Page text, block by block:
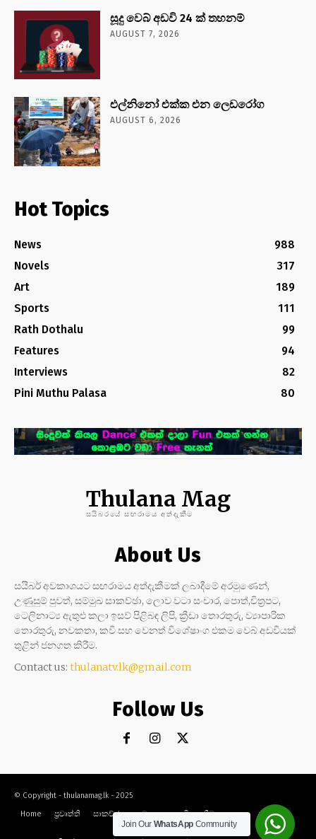
සූදු වෙබ් අඩවි 24 ක් තහනම්
AUGUST 7, 2026
එල්නිනෝ එක්ක එන ලෙඩරෝග
AUGUST 6, 2026
Hot Topics
News
988
Novels
317
Art
189
Sports
111
Rath Dothalu
99
Features
94
Interviews
82
Pini Muthu Palasa
80
Thulana Mag
සයිබරයේ සඟරාමය අත්දැකීම
About Us
සයිබර් අවකාශයට සඟරාමය අත්දැකීමක් ලබාදීමේ අරමුණෙන්,
උණුසුම් පුවත්, සම්මුඛ සාකච්ඡා, ලොව වටා සංචාර, පොත්,චිත්‍රපට,
ටෙලිනාට්‍ය ඇතුළු කලා ඉසව් පිළිබඳ ලිපි, ක්‍රීඩා තොරතුරු, ව්‍යාපාරික
තොරතුරු, නවකතා, කවි සහ වෙනත් විශේෂාංග එකම වෙබ් අඩවියක්
තුළින් ජනගත කිරීම.
Contact us: thulanatv.lk@gmail.com
Follow Us
© Copyright - thulanamag.lk - 2025
Home
ප්‍රවෘත්ති සාකච්ඡා නවකතා කවි ක්‍රීඩා කලා සංචාර
Join Our WhatsAppCommunity